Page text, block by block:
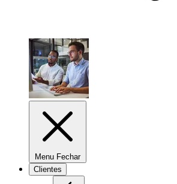
Menu Fechar
Clientes